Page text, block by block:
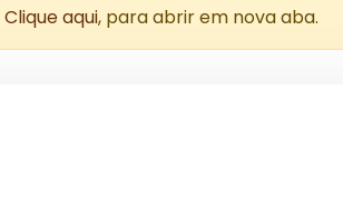
Clique aqui, para abrir em nova aba.